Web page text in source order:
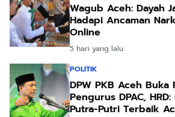
Wagub Aceh: Dayah
Hadapi Ancaman
Online
5 hari yang lalu
POLITIK
DPW PKB Aceh Buka
Pengurus DPAC,
Putra-Putri Terbaik